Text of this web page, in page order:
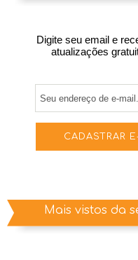
Digite seu email e
atualizações
Mais vistos da